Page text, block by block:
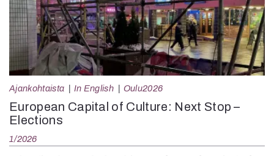
Ajankohtaista In English Oulu2026
European Capital of Culture: Next Stop –
Elections
1/2026